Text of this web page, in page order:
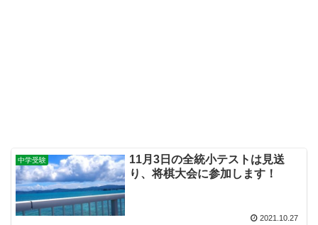
中学受験
11月3日の全統小テストは見送
り、将棋大会に参加します！
2021.10.27